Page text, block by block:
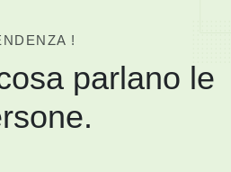
!
parlano le